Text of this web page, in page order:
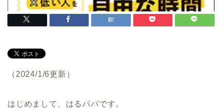
（2024/1/6更新）
はじめまして、はるパパです。